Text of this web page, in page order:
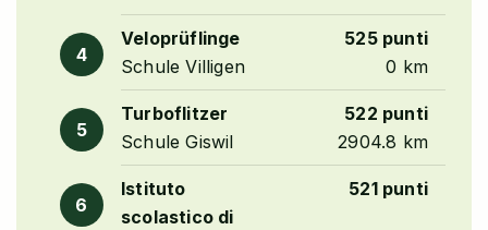
4
Veloprüflinge
525 punti
Schule Villigen
0 km
5
Turboflitzer
522 punti
Schule Giswil
2904.8 km
6
Istituto
scolastico di
521 punti